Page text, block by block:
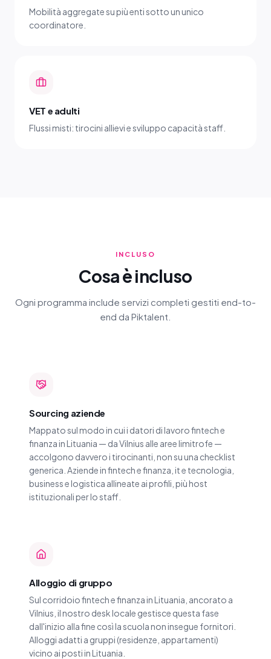
Mobilità aggregate su più enti sotto un unico
coordinatore.
VET e adulti
Flussi misti: tirocini allievi e sviluppo capacità staff.
INCLUSO
Cosa è incluso
Ogni programma include servizi completi gestiti end-to-
end da Piktalent.
Sourcing aziende
Mappato sul modo in cui i datori di lavoro fintech e
finanza in Lituania — da Vilnius alle aree limitrofe —
accolgono davvero i tirocinanti, non su una checklist
generica. Aziende in fintech e finanza, it e tecnologia,
business e logistica allineate ai profili, più host
istituzionali per lo staff.
Alloggio di gruppo
Sul corridoio fintech e finanza in Lituania, ancorato a
Vilnius, il nostro desk locale gestisce questa fase
dall'inizio alla fine così la scuola non insegue fornitori.
Alloggi adatti a gruppi (residenze, appartamenti)
vicino ai posti in Lituania.